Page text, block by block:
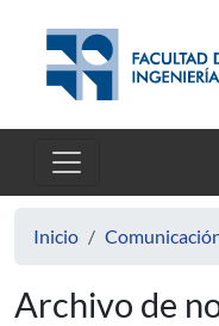
Inicio
Archivo de